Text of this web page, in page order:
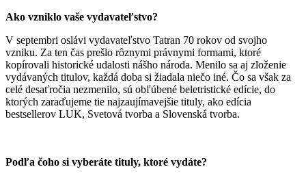
Ako vzniklo vaše vydavateľstvo?
V septembri oslávi vydavateľstvo Tatran 70 rokov od svojho
vzniku. Za ten čas prešlo rôznymi právnymi formami, ktoré
kopírovali historické udalosti nášho národa. Menilo sa aj zloženie
vydávaných titulov, každá doba si žiadala niečo iné. Čo sa však za
celé desaťročia nezmenilo, sú obľúbené beletristické edície, do
ktorých zaraďujeme tie najzaujímavejšie tituly, ako edícia
bestsellerov LUK, Svetová tvorba a Slovenská tvorba.
Podľa čoho si vyberáte tituly, ktoré vydáte?